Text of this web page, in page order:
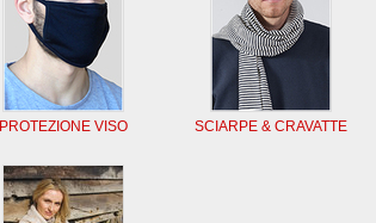
PROTEZIONE VISO SCIARPE & CRAVATTE